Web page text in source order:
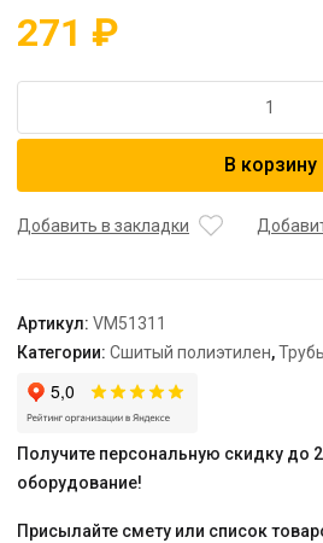
271 ₽
Муфта
ВР
16
х
1/2",
латунная,
В корзину
Добавить в закладки
Артикул: VM51311
Категории: Сшитый полиэтилен,
Получите персональную скидку до
оборудование!
Присылайте смету или список